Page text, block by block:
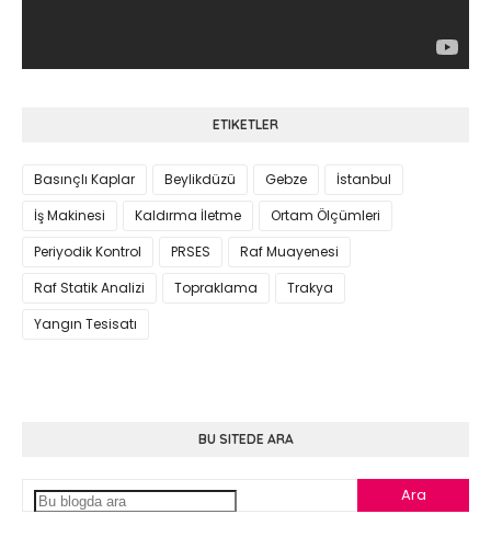
ETIKETLER
Basınçlı Kaplar Beylikdüzü Gebze
İstanbul
İş Makinesi
Kaldırma İletme
Ortam Ölçümleri
Periyodik Kontrol
PRSES
Raf Muayenesi
Raf Statik Analizi
Topraklama
Trakya
Yangın Tesisatı
BU SITEDE ARA